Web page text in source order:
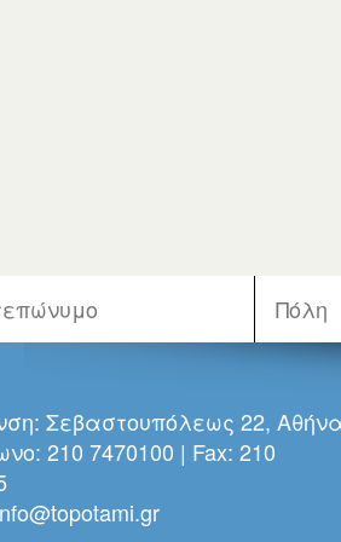
Σεβαστουπόλεως 22,
210 7470100 | Fax: 210